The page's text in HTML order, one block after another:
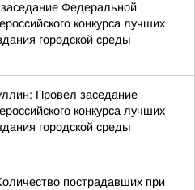
Федеральной
конкурса лучших
городской среды
Провел заседание
конкурса лучших
городской среды
пострадавших при